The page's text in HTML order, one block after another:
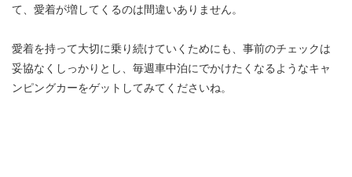
て、愛着が増してくるのは間違いありません。
愛着を持って大切に乗り続けていくためにも、事前のチェックは
妥協なくしっかりとし、毎週車中泊にでかけたくなるようなキャ
ンピングカーをゲットしてみてくださいね。